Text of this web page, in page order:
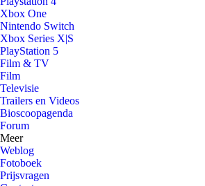
Xbox One
Nintendo Switch
Xbox Series X|S
PlayStation 5
Film & TV
Film
Televisie
Trailers en Videos
Bioscoopagenda
Forum
Meer
Weblog
Fotoboek
Prijsvragen